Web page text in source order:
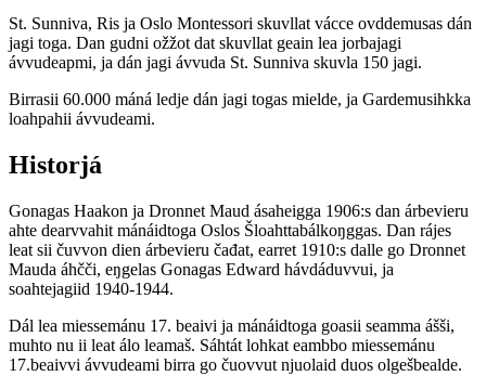
St. Sunniva, Ris ja Oslo Montessori skuvllat vácce ovddemusas dán
jagi toga. Dan gudni ožžot dat skuvllat geain lea jorbajagi
ávvudeapmi, ja dán jagi ávvuda St. Sunniva skuvla 150 jagi.
Birrasii 60.000 máná ledje dán jagi togas mielde, ja Gardemusihkka
loahpahii ávvudeami.
Historjá
Gonagas Haakon ja Dronnet Maud ásaheigga 1906:s dan árbevieru
ahte dearvvahit mánáidtoga Oslos Šloahttabálkoŋggas. Dan rájes
leat sii čuvvon dien árbevieru čađat, earret 1910:s dalle go Dronnet
Mauda áhčči, eŋgelas Gonagas Edward hávdáduvvui, ja
soahtejagiid 1940-1944.
Dál lea miessemánu 17. beaivi ja mánáidtoga goasii seamma ášši,
muhto nu ii leat álo leamaš. Sáhtát lohkat eambbo miessemánu
17.beaivvi ávvudeami birra go čuovvut njuolaid duos olgešbealde.